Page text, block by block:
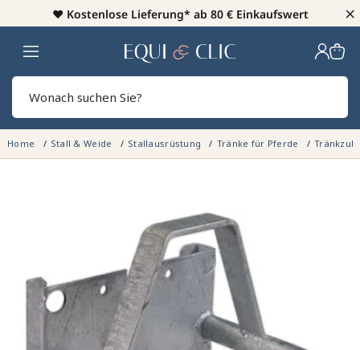
♥️ Kostenlose Lieferung* ab 80 € Einkaufswert ×
Heim
Home Stall & Weide Stallausrüstung Tränke für Pferde